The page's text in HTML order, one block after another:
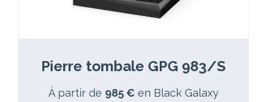
Pierre tombale GPG 983/S
À partir de 985 € en Black Galaxy